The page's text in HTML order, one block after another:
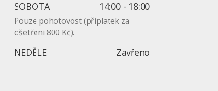
SOBOTA
14:00 - 18:00
Pouze pohotovost (příplatek za
ošetření 800 Kč).
NEDĚLE Zavřeno